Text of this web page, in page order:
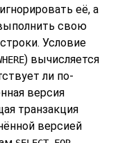
её, а
свою
Условие
) вычисляется
ли по-
версия
транзакция
версией